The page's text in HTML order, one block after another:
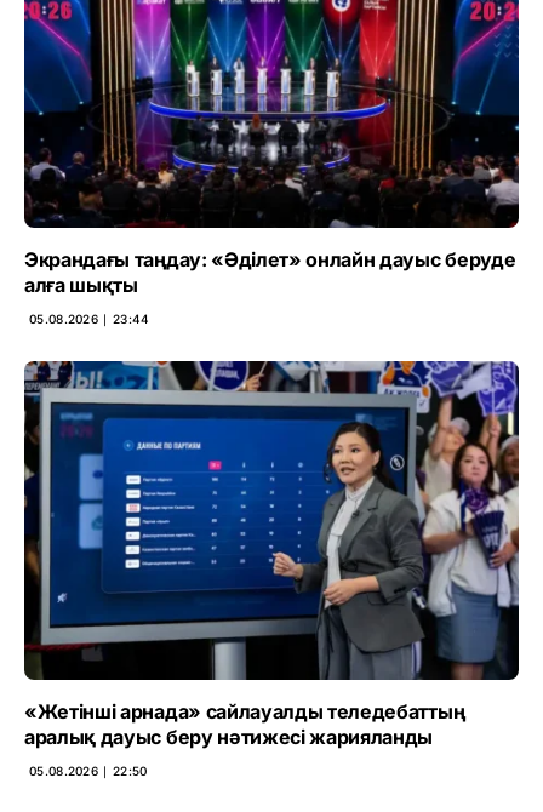
Экрандағы таңдау: «Әділет» онлайн дауыс беруде
алға шықты
05.08.2026 ∣ 23:44
«Жетінші арнада» сайлауалды теледебаттың
аралық дауыс беру нәтижесі жарияланды
05.08.2026 ∣ 22:50